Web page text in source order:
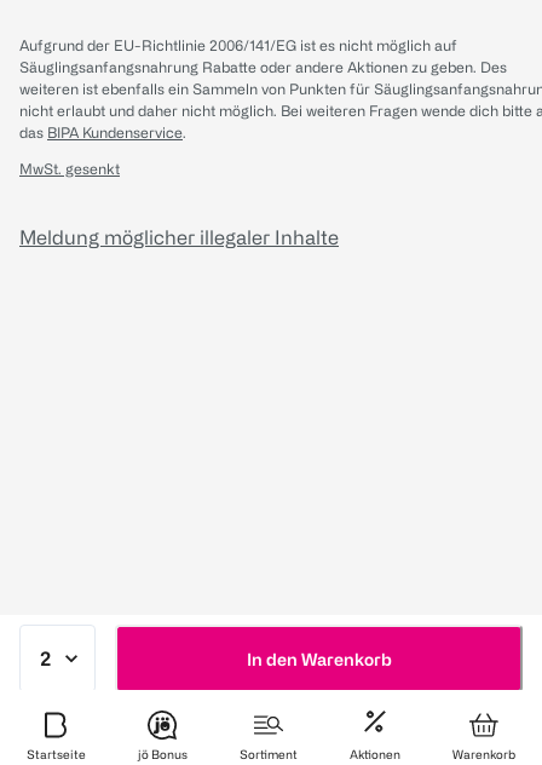
In den Warenkorb
Aufgrund der EU-Richtlinie 2006/141/EG ist es nicht möglich auf
Säuglingsanfangsnahrung Rabatte oder andere Aktionen zu geben. Des
weiteren ist ebenfalls ein Sammeln von Punkten für
nicht erlaubt und daher nicht möglich. Bei weiteren Fragen wende dich bitte
das BIPA Kundenservice.
MwSt. gesenkt
Meldung möglicher illegaler Inhalte
Startseite jö Bonus Sortiment Aktionen Warenkorb